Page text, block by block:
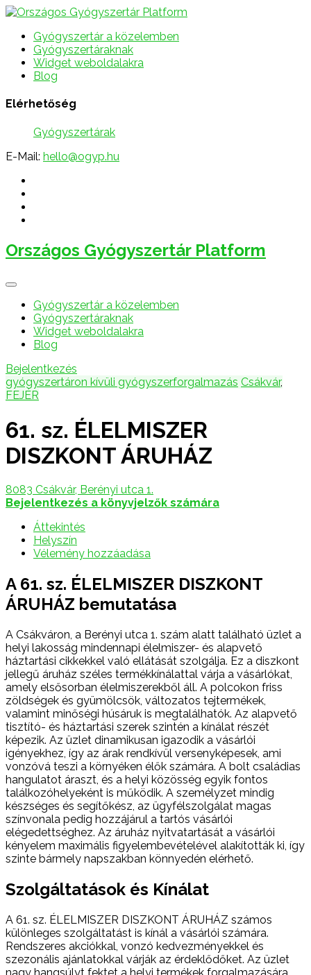
Gyógyszertár a közelemben
Gyógyszertáraknak
Widget weboldalakra
Blog
Elérhetőség
Gyógyszertárak
E-Mail: hello@ogyp.hu
Országos Gyógyszertár Platform
Gyógyszertár a közelemben
Gyógyszertáraknak
Widget weboldalakra
Blog
Bejelentkezés
gyógyszertáron kívüli gyógyszerforgalmazás Csákvár,
FEJÉR
61. sz. ÉLELMISZER
DISZKONT ÁRUHÁZ
8083 Csákvár, Berényi utca 1.
Bejelentkezés a könyvjelzők számára
Áttekintés
Helyszín
Vélemény hozzáadása
A 61. sz. ÉLELMISZER DISZKONT
ÁRUHÁZ bemutatása
A Csákváron, a Berényi utca 1. szám alatt található üzlet a
helyi lakosság mindennapi élelmiszer- és alapvető
háztartási cikkekkel való ellátását szolgálja. Ez a diszkont
jellegű áruház széles termékkínálattal várja a vásárlókat,
amely elsősorban élelmiszerekből áll. A polcokon friss
zöldségek és gyümölcsök, változatos tejtermékek,
valamint minőségi húsáruk is megtalálhatók. Az alapvető
tisztító- és háztartási szerek szintén a kínálat részét
képezik. Az üzlet dinamikusan igazodik a vásárlói
igényekhez, így az árak rendkívül versenyképesek, ami
vonzóvá teszi a környéken élők számára. A bolt családias
hangulatot áraszt, és a helyi közösség egyik fontos
találkozóhelyeként is működik. A személyzet mindig
készséges és segítőkész, az ügyfélszolgálat magas
színvonala pedig hozzájárul a tartós vásárlói
elégedettséghez. Az áruház nyitvatartását a vásárlói
kényelem maximális figyelembevételével alakították ki, így
szinte bármely napszakban könnyedén elérhető.
Szolgáltatások és Kínálat
A 61. sz. ÉLELMISZER DISZKONT ÁRUHÁZ számos
különleges szolgáltatást is kínál a vásárlói számára.
Rendszeres akciókkal, vonzó kedvezményekkel és
szezonális ajánlatokkal várják az érdeklődőket. Az üzlet